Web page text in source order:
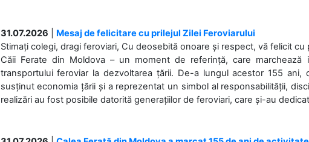
31.07.2026
Mesaj de felicitare cu prilejul Zilei Feroviarului
Stimați colegi, dragi feroviari, Cu deosebită onoare și respect, vă felicit cu
Căii Ferate din Moldova – un moment de referință, care marchează
transportului feroviar la dezvoltarea țării. De-a lungul acestor 155
susținut economia țării și a reprezentat un simbol al responsabilității,
realizări au fost posibile datorită generațiilor de feroviari, care și-au